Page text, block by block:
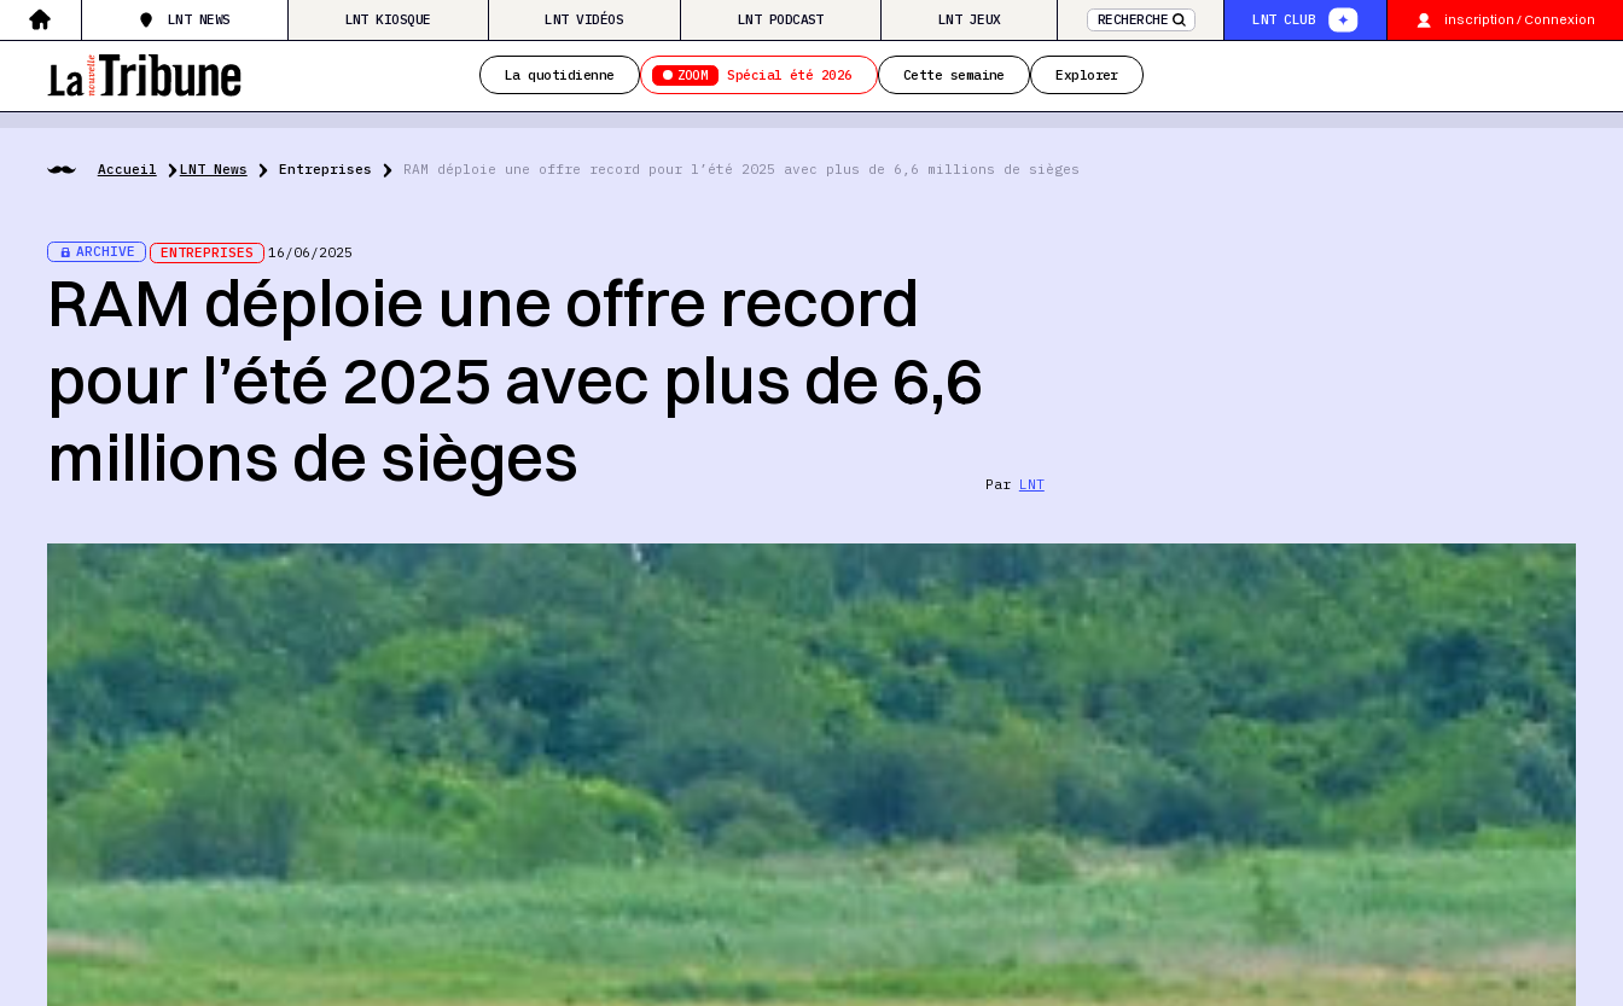
LNT NEWS LNT KIOSQUE LNT VIDÉOS LNT PODCAST LNT JEUX RECHERCHE LNT CLUB inscription / Connexion
La quotidienne ZOOM Spécial été 2026 Cette semaine Explorer
Accueil LNT News Entreprises RAM déploie une offre record pour l’été 2025 avec plus de 6,6 millions de sièges
ARCHIVE ENTREPRISES 16/06/2025
RAM déploie une offre record
pour l’été 2025 avec plus de 6,6
millions de sièges
Par LNT